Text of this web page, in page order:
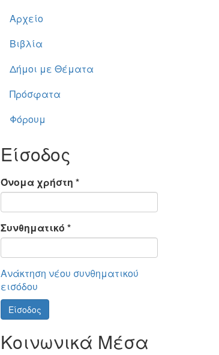
Αρχείο
Βιβλία
Δήμοι με Θέματα
Πρόσφατα
Φόρουμ
Είσοδος
Όνομα χρήστη *
Συνθηματικό *
Ανάκτηση νέου συνθηματικού
εισόδου
Είσοδος
Κοινωνικά Μέσα